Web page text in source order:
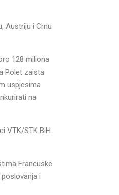
Austriju i Crnu
128 miliona
Polet zaista
uspjesima
na
VTK/STK BiH
Francuske
i